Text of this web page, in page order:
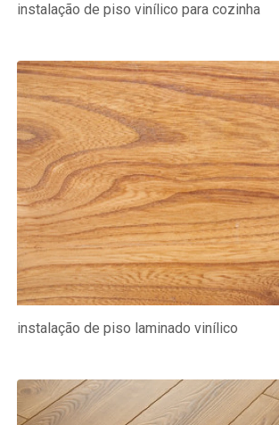
instalação de piso vinílico para cozinha
instalação de piso laminado vinílico